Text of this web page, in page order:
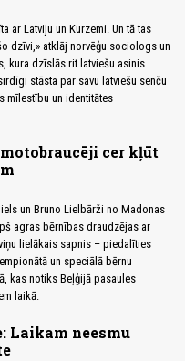
ar Latviju un Kurzemi. Un tā tas
dzīvi,» atklāj norvēģu sociologs un
kura dzīslās rit latviešu asinis.
stāsta par savu latviešu senču
mīlestību un identitātes
cer kļūt
un Bruno Lielbārži no Madonas
agras bērnības draudzējas ar
lielākais sapnis – piedalīties
un speciālā bērnu
kas notiks Beļģijā pasaules
laikā.
Laikam neesmu